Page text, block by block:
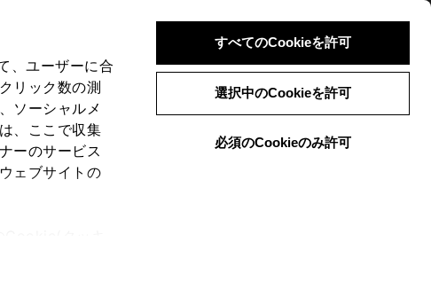
、ユーザーに合
リック数の測
ソーシャルメ
、ここで収集
ーのサービス
ェブサイトの
すべてのCookieを許可
選択中のCookieを許可
必須のCookieのみ許可
ログイン 検索 メニュー
メニュー